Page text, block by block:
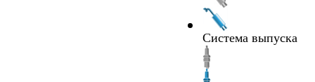
Система выпуска